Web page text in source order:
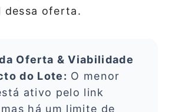
dessa oferta.
da Oferta & Viabilidade
do Lote: O menor
ativo pelo link
há um limite de